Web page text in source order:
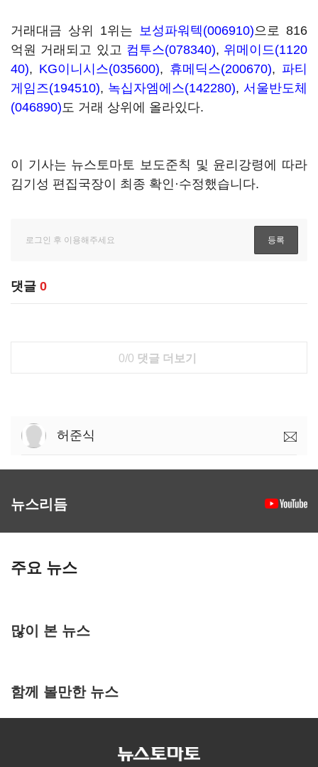
거래대금 상위 1위는 보성파워텍(006910)으로 816
억원 거래되고 있고 컴투스(078340), 위메이드(1120
40), KG이니시스(035600), 휴메딕스(200670), 파티
게임즈(194510), 녹십자엠에스(142280), 서울반도체
(046890)도 거래 상위에 올라있다.
이 기사는 뉴스토마토 보도준칙 및 윤리강령에 따라
김기성 편집국장이 최종 확인·수정했습니다.
댓글 0
0/0 댓글 더보기
허준식
뉴스리듬
주요 뉴스
많이 본 뉴스
함께 볼만한 뉴스